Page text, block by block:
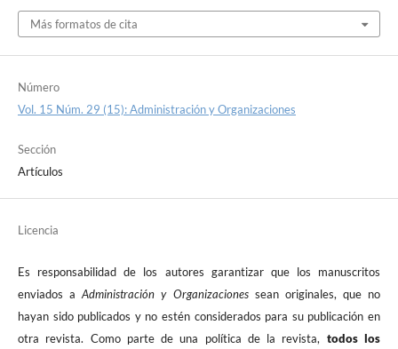
Más formatos de cita
Número
Vol. 15 Núm. 29 (15): Administración y Organizaciones
Sección
Artículos
Licencia
Es responsabilidad de los autores garantizar que los manuscritos
enviados aAdministración y Organizaciones sean originales, que no
hayan sido publicados y no estén considerados para su publicación en
otra revista. Como parte de una política de la revista, todos los